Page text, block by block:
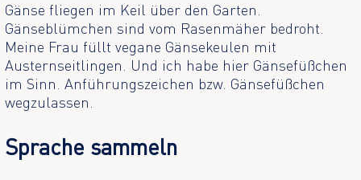
Gänse fliegen im Keil über den Garten.
Gänseblümchen sind vom Rasenmäher bedroht.
Meine Frau füllt vegane Gänsekeulen mit
Austernseitlingen. Und ich habe hier Gänsefüßchen
im Sinn. Anführungszeichen bzw. Gänsefüßchen
wegzulassen.
Sprache sammeln